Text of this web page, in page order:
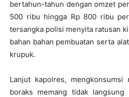
bertahun-tahun dengan omzet
500 ribu hingga Rp 800 ribu
tersangka polisi menyita ratusan
bahan bahan pembuatan serta
krupuk.
Lanjut kapolres, mengkonsumsi
boraks memang tidak langsung